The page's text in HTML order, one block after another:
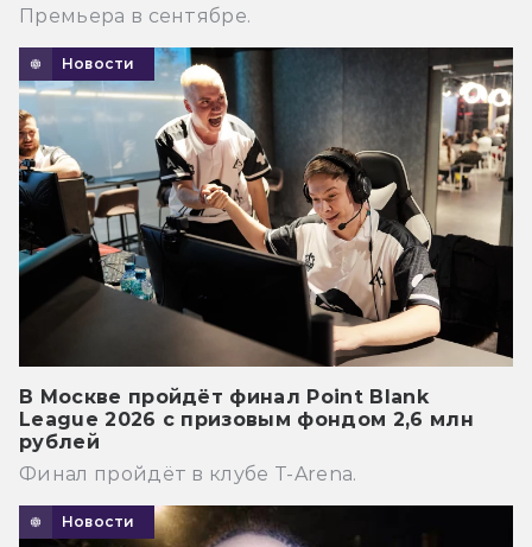
Премьера в сентябре.
Новости
В Москве пройдёт финал Point Blank
League 2026 с призовым фондом 2,6 млн
рублей
Финал пройдёт в клубе T-Arena.
Новости